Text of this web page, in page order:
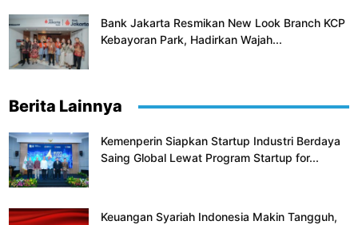
Bank Jakarta Resmikan New Look Branch KCP
Kebayoran Park, Hadirkan Wajah...
Berita Lainnya
Kemenperin Siapkan Startup Industri Berdaya
Saing Global Lewat Program Startup for...
Keuangan Syariah Indonesia Makin Tangguh,